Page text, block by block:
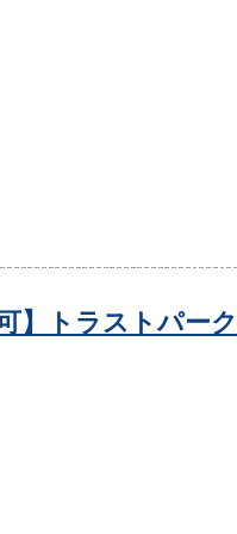
】トラストパー